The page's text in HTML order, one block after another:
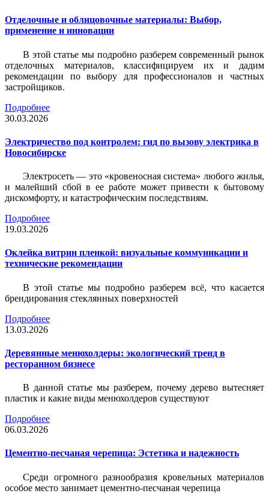
Отделочные и облицовочные материалы: Выбор,
применение и инновации
В этой статье мы подробно разберем современный рынок
отделочных материалов, классифицируем их и дадим
рекомендации по выбору для профессионалов и частных
застройщиков.
Подробнее
30.03.2026
Электричество под контролем: гид по вызову электрика в
Новосибирске
Электросеть — это «кровеносная система» любого жилья,
и малейший сбой в ее работе может привести к бытовому
дискомфорту, и катастрофическим последствиям.
Подробнее
19.03.2026
Оклейка витрин пленкой: визуальные коммуникации и
технические рекомендации
В этой статье мы подробно разберем всё, что касается
брендирования стеклянных поверхностей
Подробнее
13.03.2026
Деревянные менюхолдеры: экологический тренд в
ресторанном бизнесе
В данной статье мы разберем, почему дерево вытесняет
пластик и какие виды менюхолдеров существуют
Подробнее
06.03.2026
Цементно-песчаная черепица: Эстетика и надежность
Среди огромного разнообразия кровельных материалов
особое место занимает цементно-песчаная черепица